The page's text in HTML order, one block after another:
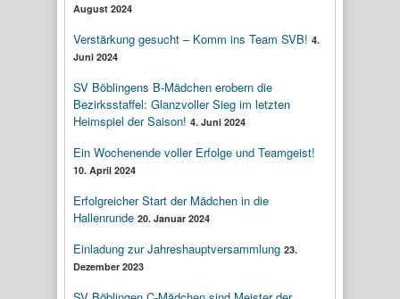
August 2024
Verstärkung gesucht – Komm ins Team SVB! 4.
Juni 2024
SV Böblingens B-Mädchen erobern die
Bezirksstaffel: Glanzvoller Sieg im letzten
Heimspiel der Saison! 4. Juni 2024
Ein Wochenende voller Erfolge und Teamgeist!
10. April 2024
Erfolgreicher Start der Mädchen in die
Hallenrunde 20. Januar 2024
Einladung zur Jahreshauptversammlung 23.
Dezember 2023